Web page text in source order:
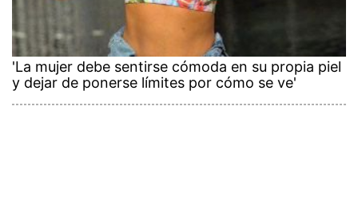
'La mujer debe sentirse cómoda en su propia piel
y dejar de ponerse límites por cómo se ve'